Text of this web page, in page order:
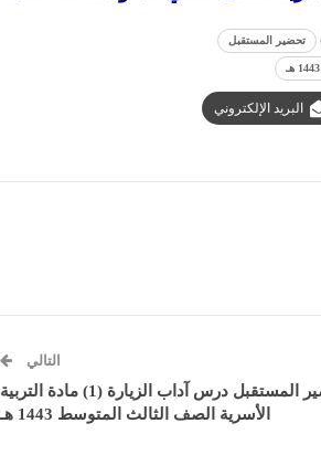
تحضير المستقبل
البريد الإلكتروني
التالي
تحضير المستقبل درس آداب الزيارة (1) مادة التربية
الأسرية الصف الثالث المتوسط 1443 هـ